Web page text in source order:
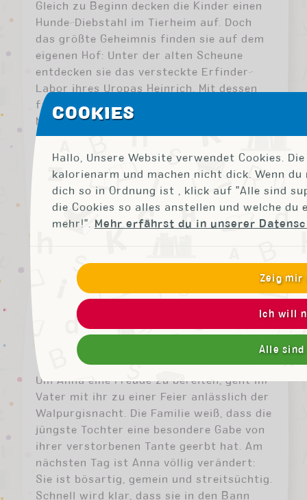
Gleich zu Beginn decken die Kinder einen
Hunde-Diebstahl im Tierheim auf. Doch
das größte Geheimnis finden sie auf dem
eigenen Hof: Unter der alten Scheune
entdecken sie das versteckte Erfinder-
Labor ihres Uropas Heinrich. Mit dessen
fantastischen Gadgets (wie
Nachtsichtgeräten, Abhör-Trichtern und
Spezialwerkzeugen) rüsten sie sich für
ihre kommenden Fälle aus.
Die Fälle
J.E.N.A. sorgt in ganz Goslar für
Gerechtigkeit.
THOMAS W. KRÜGER
Anna und die Hexen vom Blocksberg
Um Anna eine Freude zu bereiten, geht ihr
Vater mit ihr zu einer Feier anlässlich der
Walpurgisnacht. Die Familie weiß, dass die
jüngste Tochter eine besondere Gabe von
ihrer verstorbenen Tante geerbt hat. Am
nächsten Tag ist Anna völlig verändert:
Sie ist bösartig, gemein und streitsüchtig.
Schnell wird klar, dass sie in den Bann
COOKIES
Hallo, Unsere Website verwendet Cookies.
kalorienarm und machen nicht dick. Wenn
dich so in Ordnung ist , klick auf "Alle sind
die Cookies so alles anstellen und welche
mehr!".
Mehr erfährst du in unserer
Zeig mir
Ich will
Alle sind